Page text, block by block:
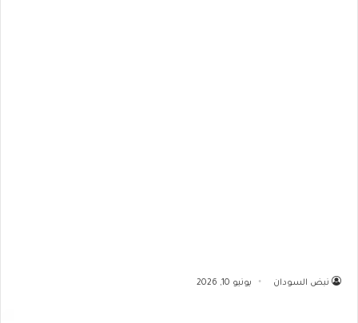
نبض السودان يونيو 10, 2026